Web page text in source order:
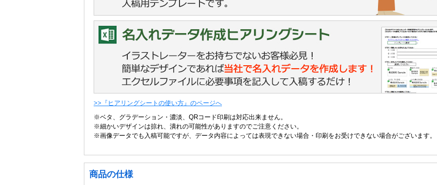
>>『ヒアリングシートの使い方』のページへ
※ベタ、グラデーション・濃淡、QRコード印刷は対応出来ません。
※細かいデザインは掠れ、潰れの可能性がありますのでご注意ください。
※画像データでも入稿可能ですが、データ内容によっては表現できない場合・印刷をお受けできない場合がございます。
商品の仕様